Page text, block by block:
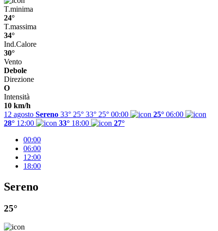
T.minima
24°
T.massima
34°
Ind.Calore
30°
Vento
Debole
Direzione
O
Intensità
10 km/h
12 agosto Sereno 33° 25° 33° 25° 00:00 25° 06:00
28° 12:00 33° 18:00
27°
00:00
06:00
12:00
18:00
Sereno
25°